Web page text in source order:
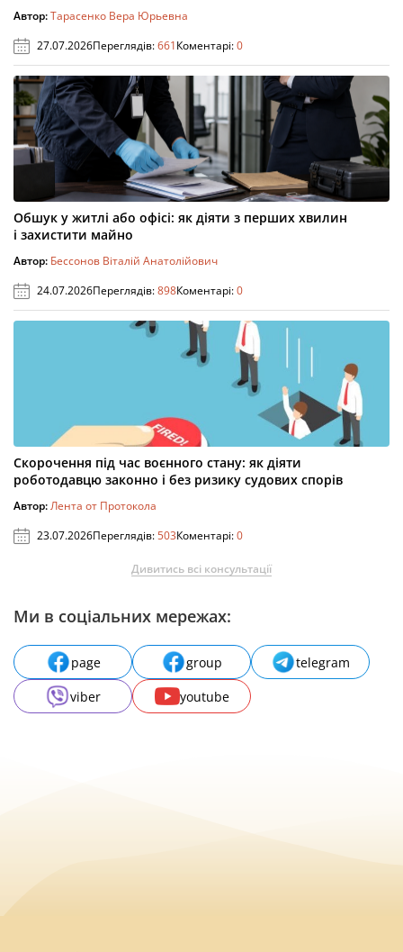
Автор:Тарасенко Вера Юрьевна
27.07.2026Переглядів:661Коментарі:0
Обшук у житлі або офісі: як діяти з перших хвилин
і захистити майно
Автор: Бессонов Віталій Анатолійович
24.07.2026Переглядів:898Коментарі:0
Скорочення під час воєнного стану: як діяти
роботодавцю законно і без ризику судових спорів
Автор:Лента от Протокола
23.07.2026Переглядів:503Коментарі:0
Дивитись всі консультації
Ми в соціальних мережах:
page group
telegram
viber
youtube